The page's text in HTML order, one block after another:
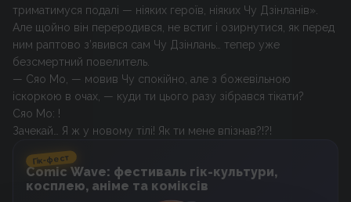
триматимуся подалі — ніяких героїв, ніяких Чу Дзінланів».
Але щойно він переродився, не встиг і озирнутися, як перед
ним раптово з’явився сам Чу Дзінлань… тепер уже
безсмертний повелитель.
— Сяо Мо, — мовив Чу спокійно, але з божевільною
іскоркою в очах, — куди ти цього разу зібрався тікати?
Сяо Мо: !
Зачекай… Я ж у новому тілі! Як ти мене впізнав?!?!
Гік-фест
Comic Wave: фестиваль гік-культури,
косплею, аніме та коміксів